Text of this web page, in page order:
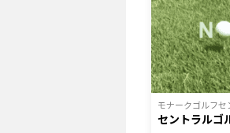
モナークゴルフセ
セントラルゴ